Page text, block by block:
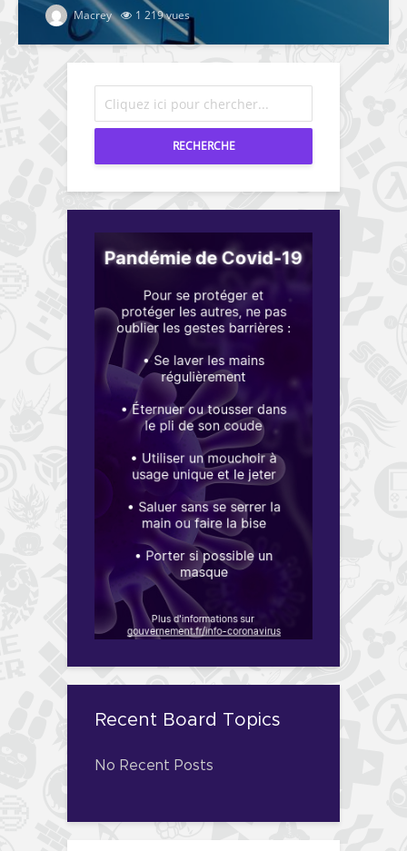
Macrey 1 219 vues
RECHERCHE
Recent Board Topics
No Recent Posts